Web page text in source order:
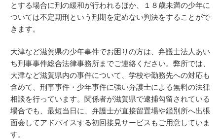
とする場合に刑の緩和が行われるほか、１８歳未満の少年に
ついては不定期刑という刑期を定めない判決をすることがで
きます。
大津など滋賀県の少年事件でお困りの方は、弁護士法人あい
ち刑事事件総合法律事務所までご連絡ください。弊所では、
大津など滋賀県内の事件について、学校や勤務先への対応も
含めて、刑事事件・少年事件に強い弁護士による無料の法律
相談を行っています。関係者が滋賀県で逮捕勾留されている
場合でも、最短当日に、弁護士が直接留置場や鑑別所へ出張
面会してアドバイスする初回接見サービスもご用意していま
す。